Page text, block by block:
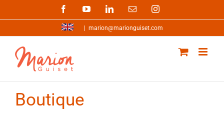
FacebookYouTubeLinkedInEmail Instagram
marion@marionguiset.com
Boutique